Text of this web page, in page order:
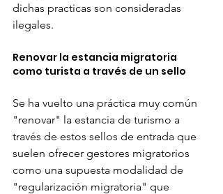
dichas practicas son consideradas
ilegales.
Renovar la estancia migratoria
como turista a través de un sello
Se ha vuelto una práctica muy común
"renovar" la estancia de turismo a
través de estos sellos de entrada que
suelen ofrecer gestores migratorios
como una supuesta modalidad de
"regularización migratoria" que